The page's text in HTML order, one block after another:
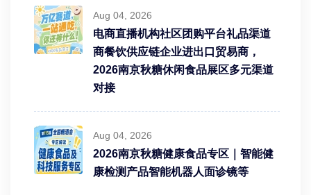
Aug 04, 2026
电商直播机构社区团购平台礼品渠道
商餐饮供应链企业进出口贸易商，
2026南京秋糖休闲食品展区多元渠道
对接
Aug 04, 2026
2026南京秋糖健康食品专区｜智能健
康检测产品智能机器人面诊镜等